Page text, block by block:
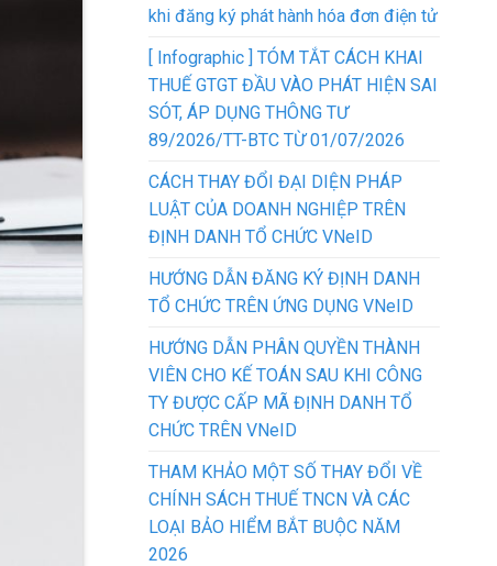
khi đăng ký phát hành hóa đơn điện tử
[ Infographic ] TÓM TẮT CÁCH KHAI
THUẾ GTGT ĐẦU VÀO PHÁT HIỆN SAI
SÓT, ÁP DỤNG THÔNG TƯ
89/2026/TT-BTC TỪ 01/07/2026
CÁCH THAY ĐỔI ĐẠI DIỆN PHÁP
LUẬT CỦA DOANH NGHIỆP TRÊN
ĐỊNH DANH TỔ CHỨC VNeID
HƯỚNG DẪN ĐĂNG KÝ ĐỊNH DANH
TỔ CHỨC TRÊN ỨNG DỤNG VNeID
HƯỚNG DẪN PHÂN QUYỀN THÀNH
VIÊN CHO KẾ TOÁN SAU KHI CÔNG
TY ĐƯỢC CẤP MÃ ĐỊNH DANH TỔ
CHỨC TRÊN VNeID
THAM KHẢO MỘT SỐ THAY ĐỔI VỀ
CHÍNH SÁCH THUẾ TNCN VÀ CÁC
LOẠI BẢO HIỂM BẮT BUỘC NĂM
2026